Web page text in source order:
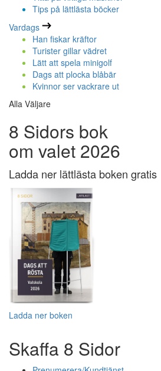
Tips på lättlästa böcker
Vardags
Han fiskar kräftor
Turister gillar vädret
Lätt att spela minigolf
Dags att plocka blåbär
Kvinnor ser vackrare ut
Alla Väljare
8 Sidors bok
om valet 2026
Ladda ner lättlästa boken gratis
Ladda ner boken
Skaffa 8 Sidor